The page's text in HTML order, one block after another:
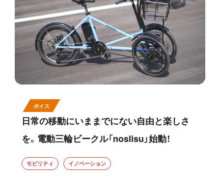
ボイス
日常の移動にいままでにない自由と楽しさ
を。電動三輪ビークル「noslisu」始動！
モビリティ イノベーション